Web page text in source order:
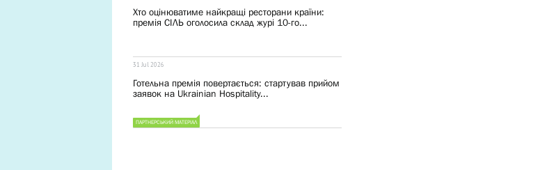
Хто оцінюватиме найкращі ресторани країни:
премія СІЛЬ оголосила склад журі 10-го...
31 Jul 2026
Готельна премія повертається: cтартував прийом
заявок на Ukrainian Hospitality...
ПАРТНЕРСЬКИЙ МАТЕРІАЛ